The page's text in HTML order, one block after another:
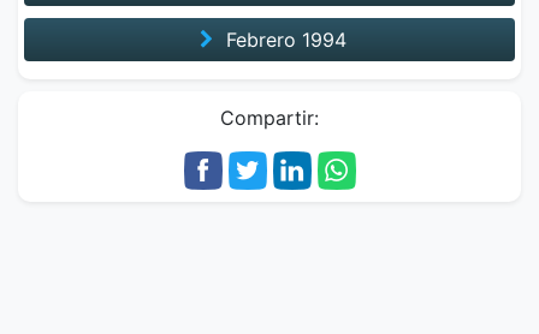
Febrero 1994
Compartir: